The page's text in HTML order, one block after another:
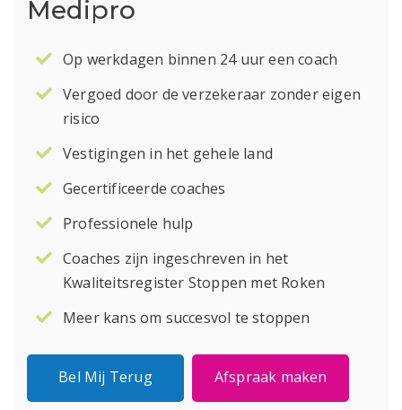
Medipro
Op werkdagen binnen 24 uur een coach
Vergoed door de verzekeraar zonder eigen
risico
Vestigingen in het gehele land
Gecertificeerde coaches
Professionele hulp
Coaches zijn ingeschreven in het
Kwaliteitsregister Stoppen met Roken
Meer kans om succesvol te stoppen
Bel Mij Terug Afspraak maken